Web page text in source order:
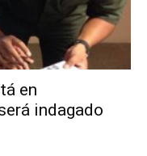
en
indagado